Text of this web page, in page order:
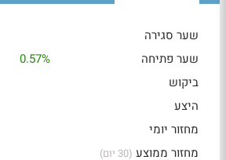
שער סגירה
שער פתיחה
0.57%
ביקוש
היצע
מחזור יומי
מחזור ממוצע (30 יום)